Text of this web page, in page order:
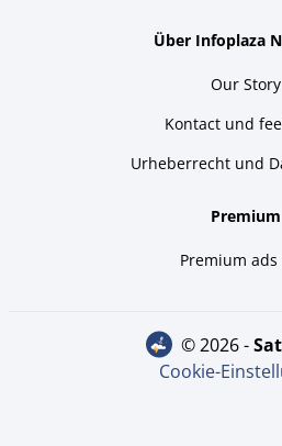
Über Infoplaza
Our Story
Kontact und
Urheberrecht und
Premium
Premium
© 2026 -
Cookie-